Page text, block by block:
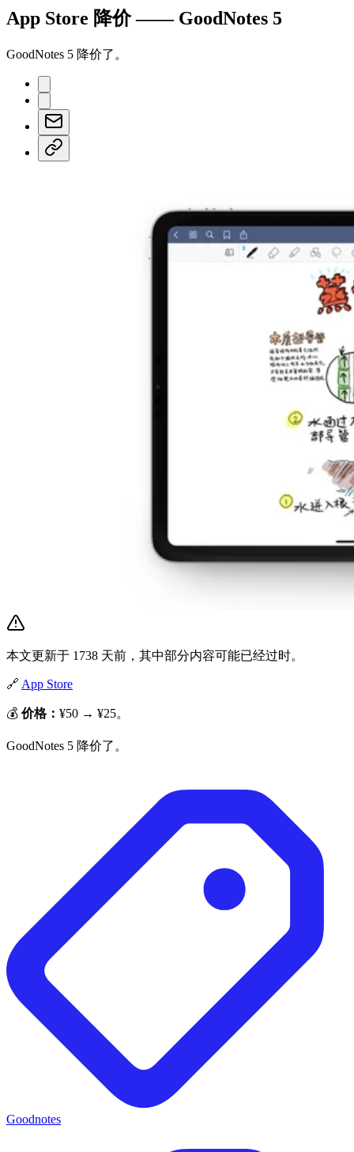
App Store 降价 —— GoodNotes 5
GoodNotes 5 降价了。
本文更新于 1738 天前，其中部分内容可能已经过时。
🔗 App Store
💰 价格： ¥50 → ¥25。
GoodNotes 5 降价了。
Goodnotes